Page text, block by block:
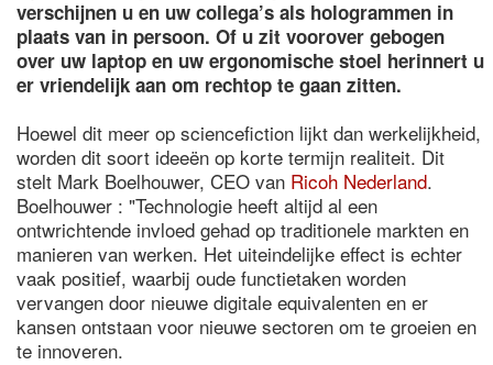
verschijnen u en uw collega’s als hologrammen in
plaats van in persoon. Of u zit voorover gebogen
over uw laptop en uw ergonomische stoel herinnert u
er vriendelijk aan om rechtop te gaan zitten.
Hoewel dit meer op sciencefiction lijkt dan werkelijkheid,
worden dit soort ideeën op korte termijn realiteit. Dit
stelt Mark Boelhouwer, CEO van Ricoh Nederland.
Boelhouwer : "Technologie heeft altijd al een
ontwrichtende invloed gehad op traditionele markten en
manieren van werken. Het uiteindelijke effect is echter
vaak positief, waarbij oude functietaken worden
vervangen door nieuwe digitale equivalenten en er
kansen ontstaan voor nieuwe sectoren om te groeien en
te innoveren.